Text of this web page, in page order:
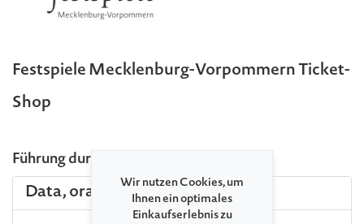
Festspiele Mecklenburg-Vorpommern Ticket-
Shop
Führung durch den Rosenpark
Data, ora e luogo
Wir nutzen Cookies, um
Ihnen ein optimales
Einkaufserlebnis zu